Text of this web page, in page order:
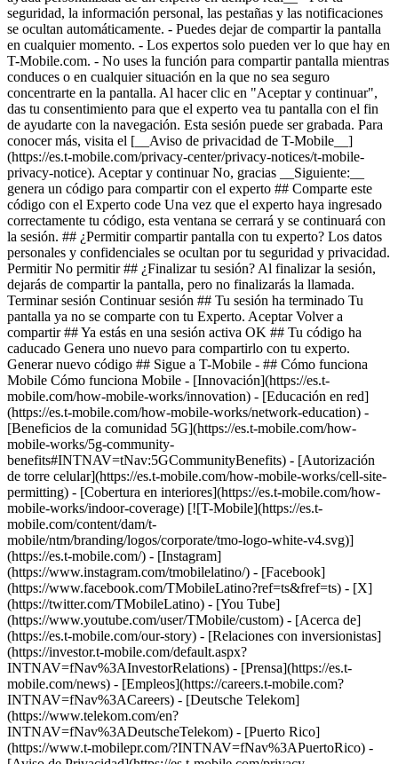
- [Acerca de]
(https://es.t-mobile.com/our-story) - [Relaciones con inversionistas]
(https://investor.t-mobile.com/default.aspx?
INTNAV=fNav%3AInvestorRelations) - [Prensa](https://es.t-
mobile.com/news) - [Empleos](https://careers.t-mobile.com?
INTNAV=fNav%3ACareers) - [Deutsche Telekom]
(https://www.telekom.com/en?
INTNAV=fNav%3ADeutscheTelekom) - [Puerto Rico]
(https://www.t-mobilepr.com/?INTNAV=fNav%3APuertoRico) -